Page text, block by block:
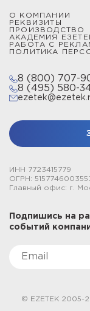
О КОМПАНИИ
РЕКВИЗИТЫ
ПРОИЗВОДСТВО
АКАДЕМИЯ
РАБОТА С
ПОЛИТИКА
8 (800) 707-
8 (495) 580-
ИНН 7723415779
ОГРН:
Главный офис: г.
Подпишись на
событий
© EZETEK 2005-